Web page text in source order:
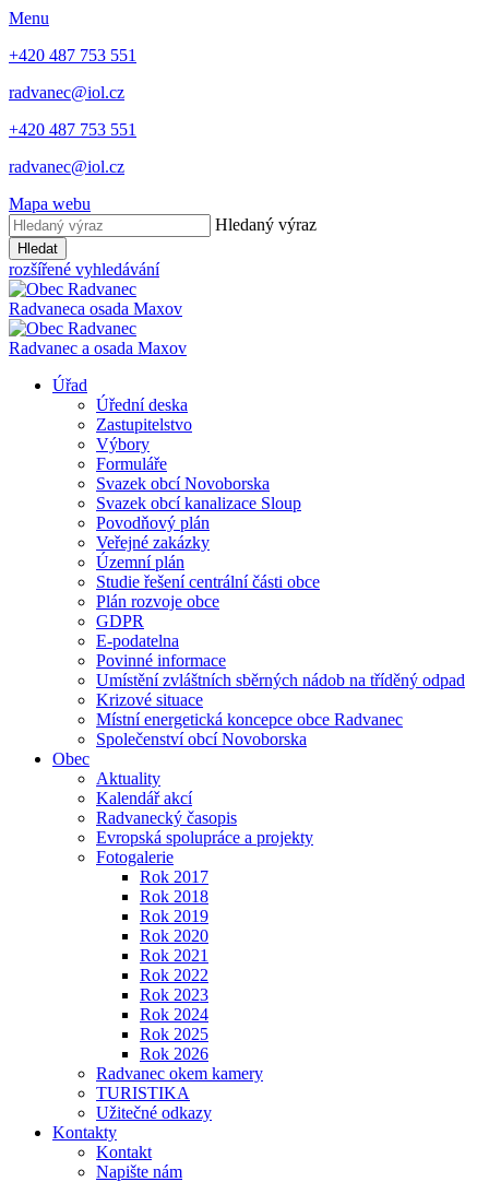
Menu
+420 487 753 551
radvanec@iol.cz
+420 487 753 551
radvanec@iol.cz
Mapa webu
Hledaný výraz
Hledat
rozšířené vyhledávání
Radvaneca osada Maxov
Radvanec a osada Maxov
Úřad
Úřední deska
Zastupitelstvo
Výbory
Formuláře
Svazek obcí Novoborska
Svazek obcí kanalizace Sloup
Povodňový plán
Veřejné zakázky
Územní plán
Studie řešení centrální části obce
Plán rozvoje obce
GDPR
E-podatelna
Povinné informace
Umístění zvláštních sběrných nádob na tříděný odpad
Krizové situace
Místní energetická koncepce obce Radvanec
Společenství obcí Novoborska
Obec
Aktuality
Kalendář akcí
Radvanecký časopis
Evropská spolupráce a projekty
Fotogalerie
Rok 2017
Rok 2018
Rok 2019
Rok 2020
Rok 2021
Rok 2022
Rok 2023
Rok 2024
Rok 2025
Rok 2026
Radvanec okem kamery
TURISTIKA
Užitečné odkazy
Kontakty
Kontakt
Napište nám